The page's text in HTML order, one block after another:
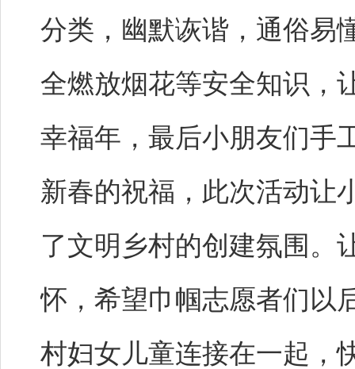
分类，幽默诙谐，通俗易
全燃放烟花等安全知识，
幸福年，最后小朋友们手
新春的祝福，此次活动让
了文明乡村的创建氛围。
怀，希望巾帼志愿者们以
村妇女儿童连接在一起，